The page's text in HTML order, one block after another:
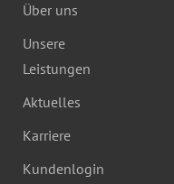
Über uns
Unsere
Leistungen
Aktuelles
Karriere
Kundenlogin